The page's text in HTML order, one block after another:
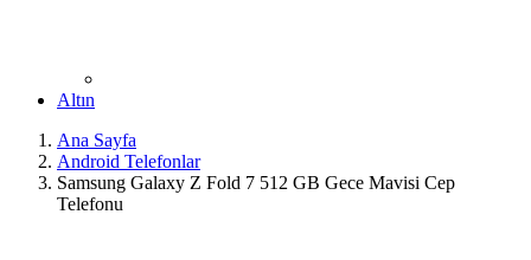
Altın
Ana Sayfa
Android Telefonlar
Samsung Galaxy Z Fold 7 512 GB Gece Mavisi Cep
Telefonu